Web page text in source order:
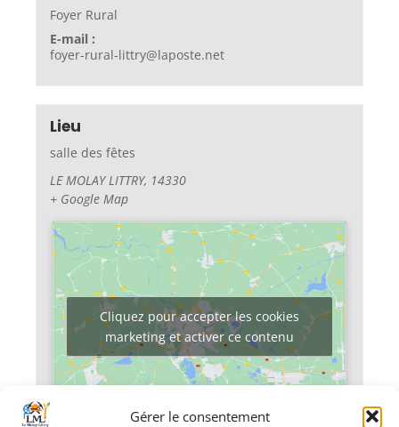
Gérer le consentement
Foyer Rural
E-mail :
foyer-rural-littry@laposte.net
Lieu
salle des fêtes
LE MOLAY LITTRY, 14330
+ Google Map
Cliquez pour accepter les cookies
marketing et activer ce contenu